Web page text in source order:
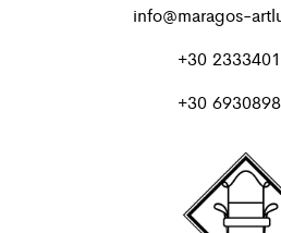
info@maragos-
+30
+30